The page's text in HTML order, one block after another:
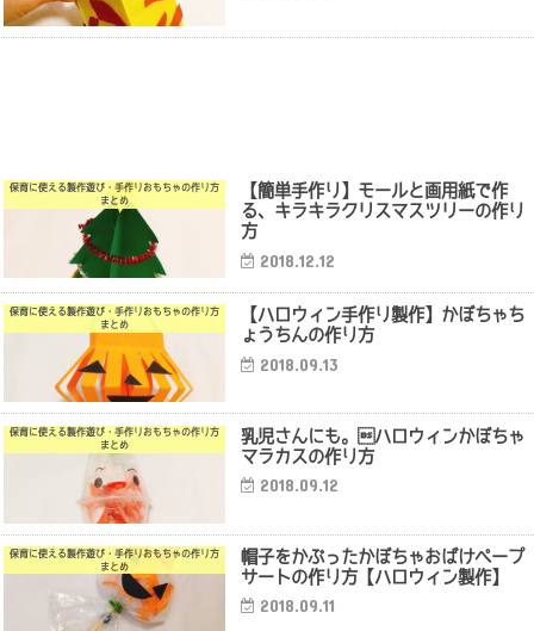
保育に使える製作遊び・手作りおもちゃの作り方
まとめ
【簡単手作り】モールと画用紙で作
る、キラキラクリスマスツリーの作り
方
2018.12.12
保育に使える製作遊び・手作りおもちゃの作り方
まとめ
【ハロウィン手作り製作】かぼちゃち
ょうちんの作り方
2018.09.13
保育に使える製作遊び・手作りおもちゃの作り方
まとめ
乳児さんにも。ハロウィンかぼちゃ
マラカスの作り方
2018.09.12
保育に使える製作遊び・手作りおもちゃの作り方
まとめ
帽子をかぶったかぼちゃおばけペープ
サートの作り方【ハロウィン製作】
2018.09.11